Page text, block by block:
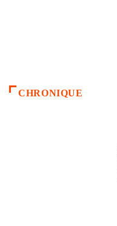
CHRONIQUE